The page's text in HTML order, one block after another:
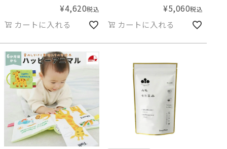
【ギフトボックス入り】
¥4,620税込
カートに入れる
フトボックス入り】
¥5,060税込
カートに入れる